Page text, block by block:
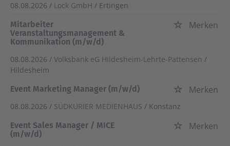
08.08.2026 / Lock GmbH / Ertingen
Mitarbeiter
Veranstaltungsmanagement &
Kommunikation (m/w/d)
Merken
08.08.2026 / Volksbank eG Hildesheim-Lehrte-Pattensen /
Hildesheim
Event Marketing Manager (m/w/d)
Merken
08.08.2026 / SÜDKURIER MEDIENHAUS / Konstanz
Event Sales Manager / MICE
(m/w/d)
Merken